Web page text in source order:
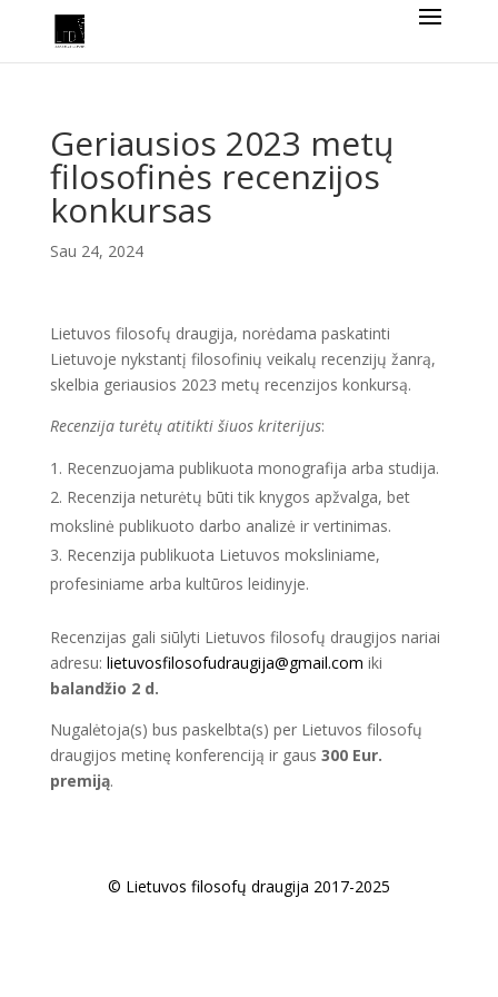
Geriausios 2023 metų
filosofinės recenzijos
konkursas
Sau 24, 2024
Lietuvos filosofų draugija, norėdama paskatinti
Lietuvoje nykstantį filosofinių veikalų recenzijų žanrą,
skelbia geriausios 2023 metų recenzijos konkursą.
Recenzija turėtų atitikti šiuos kriterijus:
Recenzuojama publikuota monografija arba studija.
Recenzija neturėtų būti tik knygos apžvalga, bet
mokslinė publikuoto darbo analizė ir vertinimas.
Recenzija publikuota Lietuvos moksliniame,
profesiniame arba kultūros leidinyje.
Recenzijas gali siūlyti Lietuvos filosofų draugijos nariai
adresu: lietuvosfilosofudraugija@gmail.com iki
balandžio 2 d.
Nugalėtoja(s) bus paskelbta(s) per Lietuvos filosofų
draugijos metinę konferenciją ir gaus 300 Eur.
premiją.
© Lietuvos filosofų draugija 2017-2025